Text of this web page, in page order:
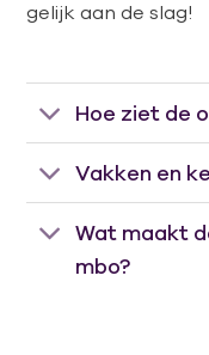
gelijk aan de slag!
Hoe ziet de
Vakken en
Wat maakt
mbo?